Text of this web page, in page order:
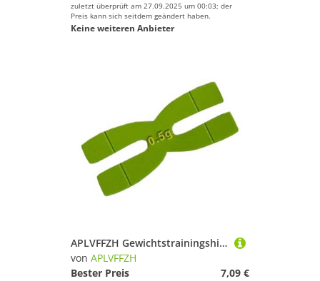
zuletzt überprüft am 27.09.2025 um 00:03; der
Preis kann sich seitdem geändert haben.
Keine weiteren Anbieter
APLVFFZH Gewichtstrainingshilfe für Tennisschläger Übungsgerät Gewichtswerkzeug Und Aufwärmzubehör Kompakt Zur Verbesserung Der Schwungkontrolle für Kraftt, Fluoreszierendes Gelb
von APLVFFZH
Bester Preis
7,09 €